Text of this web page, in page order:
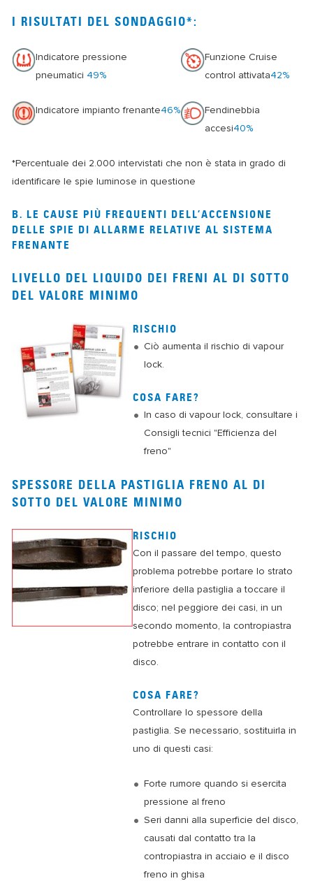
I RISULTATI DEL SONDAGGIO*:
Indicatore pressione
pneumatici 49%
Funzione Cruise
control attivata42%
Indicatore impianto frenante46%
Fendinebbia
accesi40%
*Percentuale dei 2.000 intervistati che non è stata in grado di
identificare le spie luminose in questione
B. LE CAUSE PIÙ FREQUENTI DELL’ACCENSIONE
DELLE SPIE DI ALLARME RELATIVE AL SISTEMA
FRENANTE
LIVELLO DEL LIQUIDO DEI FRENI AL DI SOTTO
DEL VALORE MINIMO
RISCHIO
Ciò aumenta il rischio di vapour
lock.
COSA FARE?
In caso di vapour lock, consultare i
Consigli tecnici "Efficienza del
freno"
SPESSORE DELLA PASTIGLIA FRENO AL DI
SOTTO DEL VALORE MINIMO
RISCHIO
Con il passare del tempo, questo
problema potrebbe portare lo strato
inferiore della pastiglia a toccare il
disco; nel peggiore dei casi, in un
secondo momento, la contropiastra
potrebbe entrare in contatto con il
disco.
COSA FARE?
Controllare lo spessore della
pastiglia. Se necessario, sostituirla in
uno di questi casi:
Forte rumore quando si esercita
pressione al freno
Seri danni alla superficie del disco,
causati dal contatto tra la
contropiastra in acciaio e il disco
freno in ghisa